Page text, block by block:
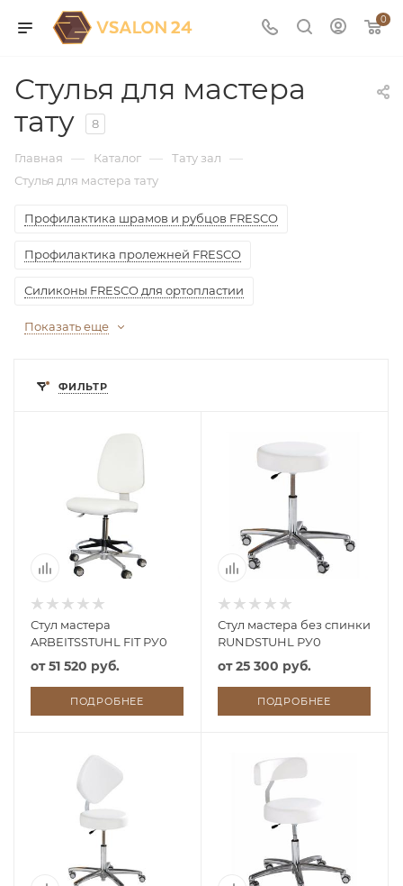
0
Стулья для мастера
тату
8
Главная — Каталог — Тату зал —
Стулья для мастера тату
Профилактика шрамов и рубцов FRESCO
Профилактика пролежней FRESCO
Силиконы FRESCO для ортопластии
Показать еще
ФИЛЬТР
Стул мастера
ARBEITSSTUHL FIT РУ0
от51 520 руб.
ПОДРОБНЕЕ
Стул мастера без спинки
RUNDSTUHL РУ0
от25 300 руб.
ПОДРОБНЕЕ